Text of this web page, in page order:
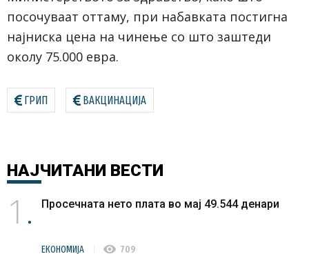
посочуваат оттаму, при набавката постигна
најниска цена на чинење со што заштеди
околу 75.000 евра.
ГРИП ВАКЦИНАЦИЈА
НАЈЧИТАНИ ВЕСТИ
1 Просечната нето плата во мај 49.544 денари
ЕКОНОМИЈА visibility 709